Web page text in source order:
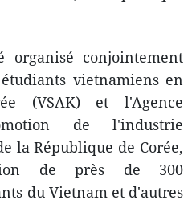
organisé conjointement
vietnamiens en
(VSAK) et l'Agence
de l'industrie
la République de Corée,
de près de 300
du Vietnam et d'autres